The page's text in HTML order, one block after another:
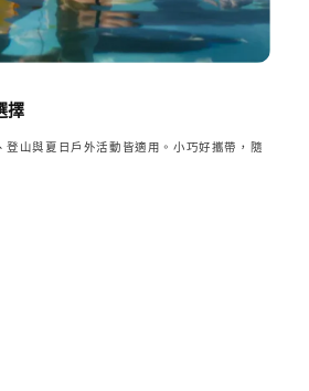
擇
登山與夏日戶外活動皆適用。小巧好攜帶，隨